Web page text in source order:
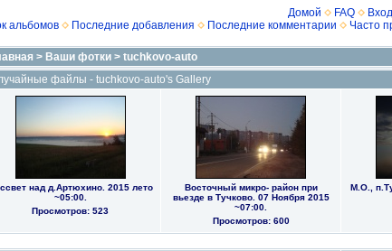
Домой FAQ
Вход
альбомов
Последние добавления Последние комментарии Часто
> Ваши фотки > tuchkovo-auto
файлы - tuchkovo-auto's Gallery
над д.Артюхино. 2015 лето
~05:00.
Просмотров: 523
Восточный микро- район при
вьезде в Тучково. 07 Ноября 2015
~07:00.
Просмотров: 600
М.О.,